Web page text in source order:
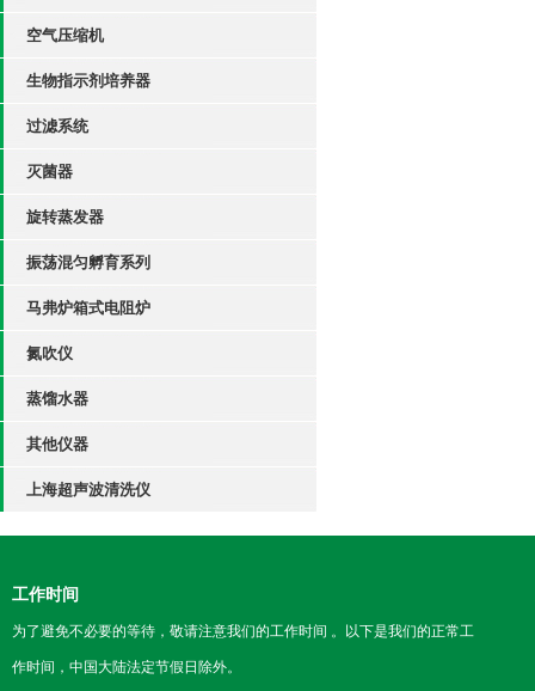
空气压缩机
生物指示剂培养器
过滤系统
灭菌器
旋转蒸发器
振荡混匀孵育系列
马弗炉箱式电阻炉
氮吹仪
蒸馏水器
其他仪器
上海超声波清洗仪
工作时间
为了避免不必要的等待，敬请注意我们的工作时间 。以下是我们的正常工
作时间，中国大陆法定节假日除外。